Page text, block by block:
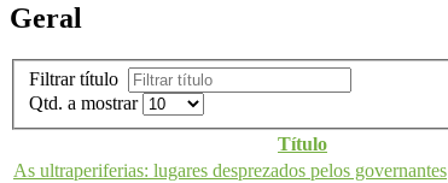
Geral
Filtrar título
Qtd. a mostrar
Título
As ultraperiferias: lugares desprezados pelos governantes